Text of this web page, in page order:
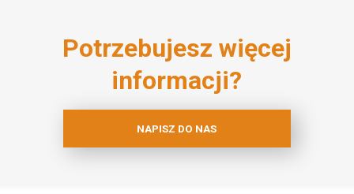
Potrzebujesz więcej
informacji?
NAPISZ DO NAS